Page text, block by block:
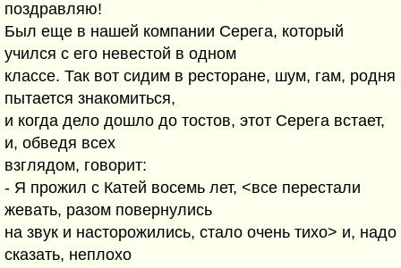
поздравляю!
Был еще в нашей компании Серега, который
учился с его невестой в одном
классе. Так вот сидим в ресторане, шум, гам, родня
пытается знакомиться,
и когда дело дошло до тостов, этот Серега встает,
и, обведя всех
взглядом, говорит:
- Я прожил с Катей восемь лет, <все перестали
жевать, разом повернулись
на звук и насторожились, стало очень тихо> и, надо
сказать, неплохо